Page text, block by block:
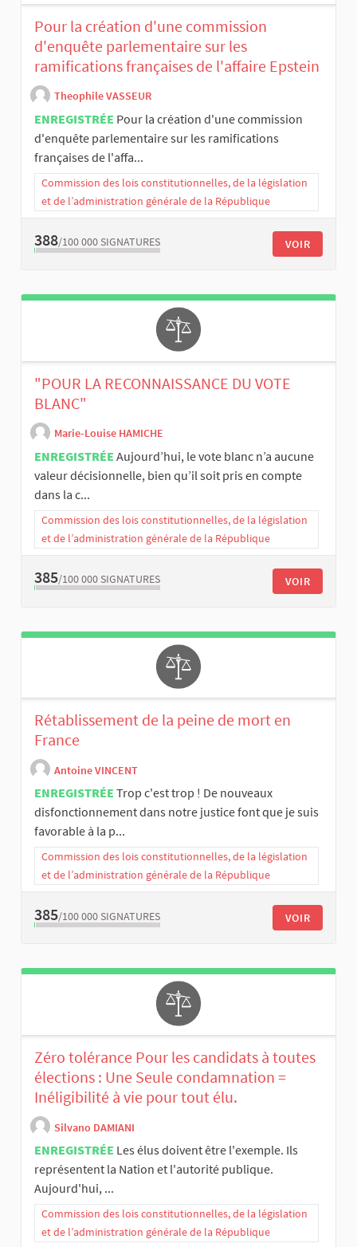
Pour la création d'une commission
d'enquête parlementaire sur les
ramifications françaises de l'affaire Epstein
Theophile VASSEUR
ENREGISTRÉE Pour la création d'une commission
d'enquête parlementaire sur les ramifications
françaises de l'affa...
Commission des lois constitutionnelles, de la législation
et de l’administration générale de la République
388/100 000 SIGNATURES VOIR
"POUR LA RECONNAISSANCE DU VOTE
BLANC"
Marie-Louise HAMICHE
ENREGISTRÉE Aujourd’hui, le vote blanc n’a aucune
valeur décisionnelle, bien qu’il soit pris en compte
dans la c...
Commission des lois constitutionnelles, de la législation
et de l’administration générale de la République
385/100 000 SIGNATURES VOIR
Rétablissement de la peine de mort en
France
Antoine VINCENT
ENREGISTRÉE Trop c'est trop ! De nouveaux
disfonctionnement dans notre justice font que je suis
favorable à la p...
Commission des lois constitutionnelles, de la législation
et de l’administration générale de la République
385/100 000 SIGNATURES VOIR
Zéro tolérance Pour les candidats à toutes
élections : Une Seule condamnation =
Inéligibilité à vie pour tout élu.
Silvano DAMIANI
ENREGISTRÉE Les élus doivent être l'exemple. Ils
représentent la Nation et l'autorité publique.
Aujourd'hui, ...
Commission des lois constitutionnelles, de la législation
et de l’administration générale de la République